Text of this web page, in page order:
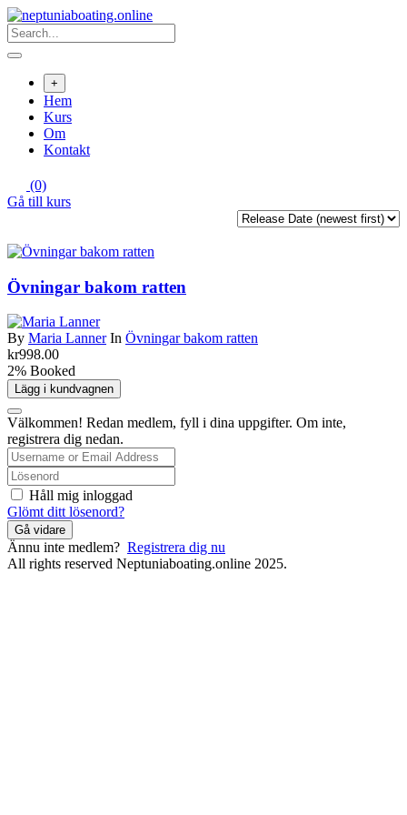
Skip
to
content
+
Hem
Kurs
Om
Kontakt
(0)
Gå till kurs
Övningar bakom ratten
By Maria LannerIn Övningar bakom ratten
kr998.00
2% Booked
Lägg i kundvagnen
Välkommen! Redan medlem, fyll i dina uppgifter. Om inte,
registrera dig nedan.
Håll mig inloggad
Glömt ditt lösenord?
Gå vidare
Ännu inte medlem? Registrera dig nu
All rights reserved Neptuniaboating.online 2025.